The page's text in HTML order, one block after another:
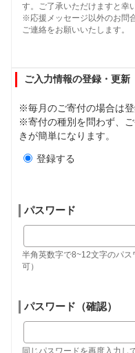
す。ご了承いただけますと幸
※応援メッセージ以外のお問
ご連絡をお願いいたします。
ご入力情報の登録・更新
※毎月のご寄付の場合は登
※寄付の種別を問わず、
きが簡単になります。
登録する
パスワード
半角英数字で8~12文字のパ
可）
パスワード（確認）
同じパスワードを再度入力し